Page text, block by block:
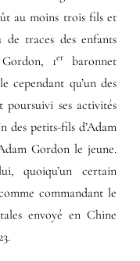
au moins trois fils et
traces des enfants
1erbaronnet
cependant qu’un des
ses activités
des petits-fils d’Adam
Gordon le jeune.
quoiqu’un certain
commandant le
envoyé en Chine